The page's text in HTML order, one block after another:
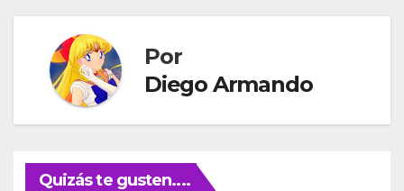
Por
Diego Armando
Quizás te gusten....